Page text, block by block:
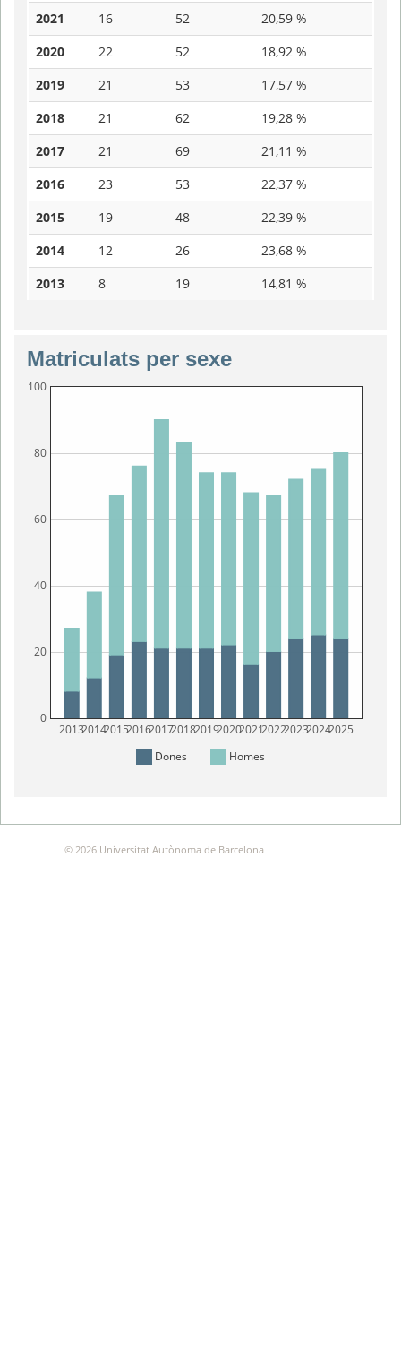
2021
16 52
20,59 %
2020
22 52
18,92 %
2019
21 53
17,57 %
2018
21 62
19,28 %
2017
21 69
21,11 %
2016
23 53
22,37 %
2015
19 48
22,39 %
2014
12 26
23,68 %
2013
8 19 14,81 %
Matriculats per sexe
2013201420152016201720182019202020212022202320242025
0
20
40
60
80
100
Dones Homes
© 2026 Universitat Autònoma de Barcelona